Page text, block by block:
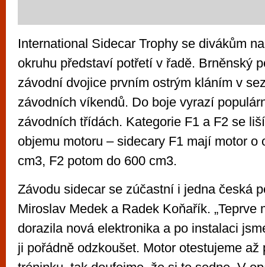
International Sidecar Trophy se divákům
okruhu představí potřetí v řadě. Brněnský
závodní dvojice prvním ostrým kláním v
závodních víkendů. Do boje vyrazí
závodních třídách. Kategorie F1 a F2 se
objemu motoru – sidecary F1 mají motor o
cm3, F2 potom do 600 cm3.
Závodu sidecar se zúčastní i jedna česká
Miroslav Medek a Radek Koňařík. „Teprve
dorazila nová elektronika a po instalaci
ji pořádně odzkoušet. Motor otestujeme až